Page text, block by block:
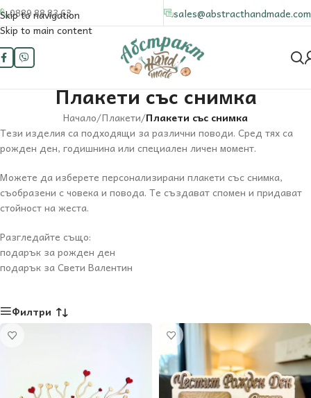
Skip to navigation
Skip to main content
0889 88 83 63 sales@abstracthandmade.com
Плакети със снимка
Начало/Плакети/Плакети със снимка
Тези изделия са подходящи за различни поводи. Сред тях са
рожден ден, годишнина или специален личен момент.
Можете да изберете персонализирани плакети със снимка,
съобразени с човека и повода. Те създават спомен и придават
стойност на жеста.
Разгледайте също:
подарък за рожден ден
подарък за Свети Валентин
Филтри